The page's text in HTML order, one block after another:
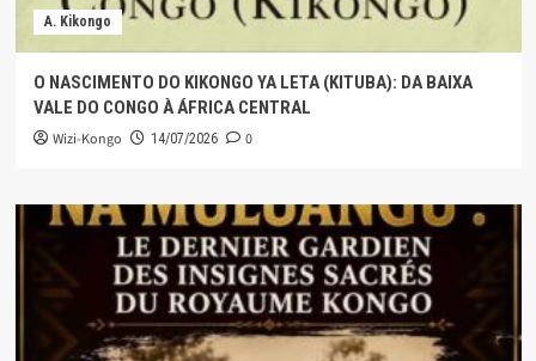
A. Kikongo
O NASCIMENTO DO KIKONGO YA LETA (KITUBA): DA BAIXA
VALE DO CONGO À ÁFRICA CENTRAL
Wizi-Kongo 14/07/2026 0